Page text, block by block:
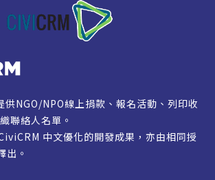
供NGO/NPO線上捐款、報名活動、列印收
聯絡人名單。
中文優化的開發成果，亦由相同授
出。